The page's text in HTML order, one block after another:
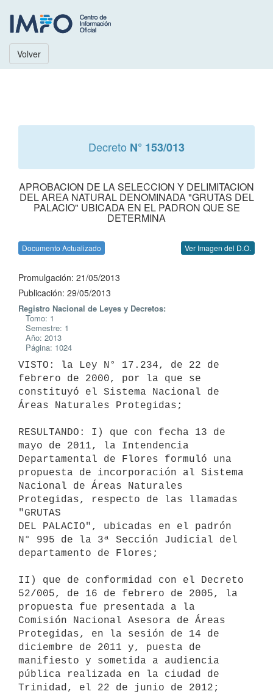
Volver
Decreto N° 153/013
APROBACION DE LA SELECCION Y DELIMITACION
DEL AREA NATURAL DENOMINADA "GRUTAS DEL
PALACIO" UBICADA EN EL PADRON QUE SE
DETERMINA
Documento Actualizado Ver Imagen del D.O.
Promulgación: 21/05/2013
Publicación: 29/05/2013
Registro Nacional de Leyes y Decretos:
Tomo: 1
Semestre: 1
Año: 2013
Página: 1024
VISTO: la Ley N° 17.234, de 22 de
febrero de 2000, por la que se
constituyó el Sistema Nacional de
Áreas Naturales Protegidas;
RESULTANDO: I) que con fecha 13 de
mayo de 2011, la Intendencia
Departamental de Flores formuló una
propuesta de incorporación al Sistema
Nacional de Áreas Naturales
Protegidas, respecto de las llamadas
"GRUTAS
DEL PALACIO", ubicadas en el padrón
N° 995 de la 3ª Sección Judicial del
departamento de Flores;
II) que de conformidad con el Decreto
52/005, de 16 de febrero de 2005, la
propuesta fue presentada a la
Comisión Nacional Asesora de Áreas
Protegidas, en la sesión de 14 de
diciembre de 2011 y, puesta de
manifiesto y sometida a audiencia
pública realizada en la ciudad de
Trinidad, el 22 de junio de 2012;